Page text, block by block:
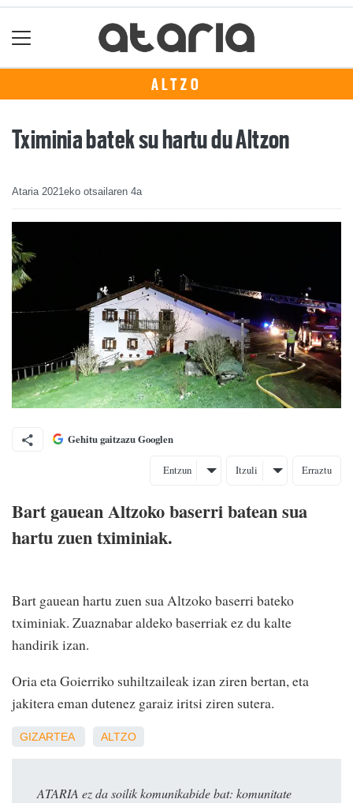
ALTZO
Tximinia batek su hartu du Altzon
Ataria 2021eko otsailaren 4a
Gehitu gaitzazu Googlen
Entzun Itzuli Erraztu
Bart gauean Altzoko baserri batean sua
hartu zuen tximiniak.
Bart gauean hartu zuen sua Altzoko baserri bateko
tximiniak. Zuaznabar aldeko baserriak ez du kalte
handirik izan.
Oria eta Goierriko suhiltzaileak izan ziren bertan, eta
jakitera eman dutenez garaiz iritsi ziren sutera.
GIZARTEA ALTZO
ATARIA ez da soilik komunikabide bat: komunitate